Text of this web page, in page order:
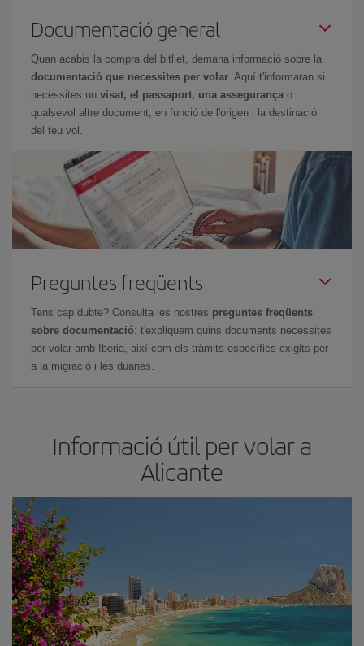
Documentació general
Quan acabis la compra del bitllet, demana informació sobre la
documentació que necessites per volar. Aquí t'informaran si
necessites un visat, el passaport, una assegurança o
qualsevol altre document, en funció de l'origen i la destinació
del teu vol.
Preguntes freqüents
Tens cap dubte? Consulta les nostres preguntes freqüents
sobre documentació: t'expliquem quins documents necessites
per volar amb Iberia, així com els tràmits específics exigits per
a la migració i les duanes.
Informació útil per volar a
Alicante